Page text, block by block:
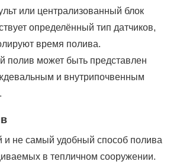
или централизованный блок
определённый тип датчиков,
время полива.
полив может быть представлен
и внутрипочвенным
не самый удобный способ полива
в тепличном сооружении.